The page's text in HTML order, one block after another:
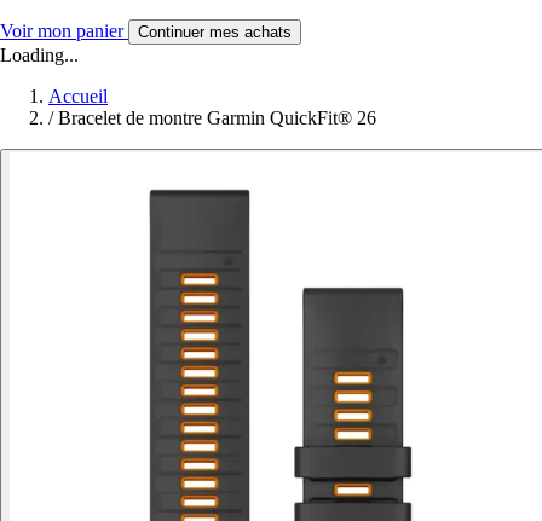
Voir mon panier Continuer mes achats
Loading...
Accueil
/ Bracelet de montre Garmin QuickFit® 26